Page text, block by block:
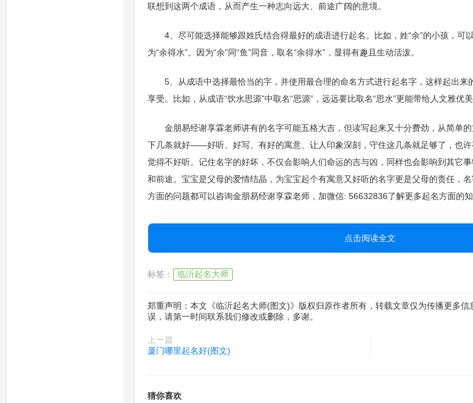
联想到这两个成语，从而产生一种志向远大、前途广阔的意境。
4、尽可能选择能够跟姓氏结合得最好的成语进行起名。比如，姓“余”的小孩，可以
为“余得水”。因为“余”同“鱼”同音，取名“余得水”，显得有趣且生动活泼。
5、从成语中选择最恰当的字，并使用最合理的命名方式进行起名字，这样起出来
享受。比如，从成语“饮水思源”中取名“思源”，远远要比取名“思水”更能带给人文雅优美
金朋易经谢享霖老师讲有的名字可能五格大吉，但读写起来又十分费劲，从简单的
下几条就好——好听、好写、有好的寓意、让人印象深刻，守住这几条就足够了，也
觉得不好听。记住名字的好坏，不仅会影响人们命运的吉与凶，同样也会影响到其它
和前途。宝宝是父母的爱情结晶，为宝宝起个有寓意又好听的名字更是父母的责任，
方面的问题都可以咨询金朋易经谢享霖老师，加微信: 56632836了解更多起名方面的知
点击阅读全文
标签： 临沂起名大师
郑重声明：本文《临沂起名大师(图文)》版权归原作者所有，转载文章仅为传播更多
误，请第一时间联系我们修改或删除，多谢。
上一篇
厦门哪里起名好(图文)
猜你喜欢